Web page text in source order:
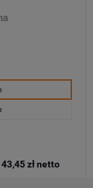
złnetto